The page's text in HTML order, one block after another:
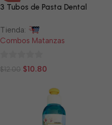
3 Tubos de Pasta Dental
Tienda:
Combos Matanzas
0
$12.00 $10.80